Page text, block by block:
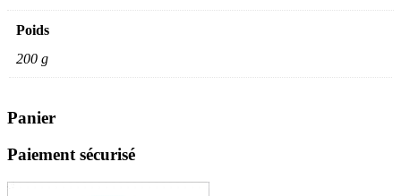
Poids
200 g
Panier
Paiement sécurisé